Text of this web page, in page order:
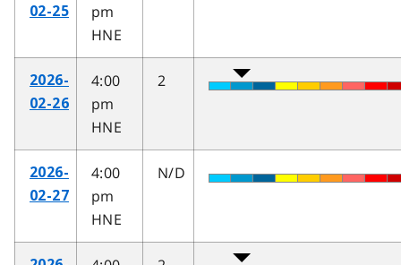
02-25
pm
HNE
2026-
02-26
4:00
pm
HNE
2
2026-
02-27
4:00
pm
HNE
N/D